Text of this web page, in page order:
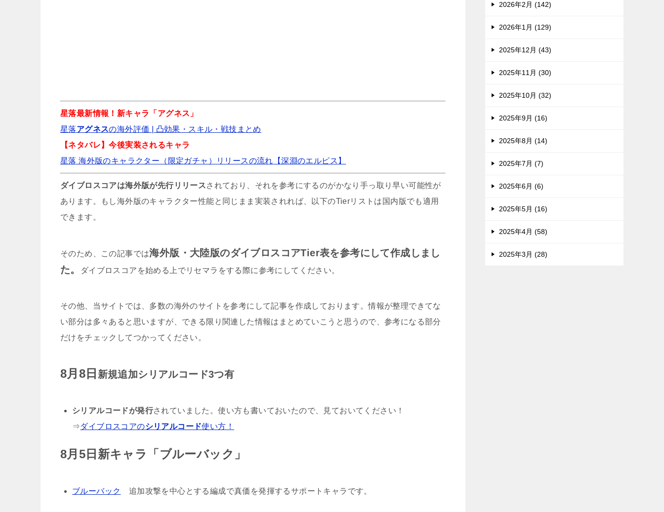
海外版の限定キャラ
PVEで推奨されているキャラ
バフ（強化）
チャージ
関連記事
ダイブロスコアのブルーバックの海外評価！スキル性能まとめ
星落最新情報！新キャラ「アグネス」
星落アグネスの海外評価 | 凸効果・スキル・戦技まとめ️
【ネタバレ】今後実装されるキャラ
星落 海外版のキャラクター（限定ガチャ）リリースの流れ【深淵のエルピス】
ダイブロスコアは海外版が先行リリースされており、それを参考にするのがかなり手っ取り早い可能性が
あります。もし海外版のキャラクター性能と同じまま実装されれば、以下のTierリストは国内版でも適用
できます。
そのため、この記事では海外版・大陸版のダイブロスコアTier表を参考にして作成しまし
た。
ダイブロスコアを始める上でリセマラをする際に参考にしてください。
その他、当サイトでは、多数の海外のサイトを参考にして記事を作成しております。情報が整理できてな
い部分は多々あると思いますが、できる限り関連した情報はまとめていこうと思うので、参考になる部分
だけをチェックしてつかってください。
8月8日 新規追加シリアルコード3つ有
シリアルコードが発行されていました。使い方も書いておいたので、見ておいてください！
⇒ダイブロスコアのシリアルコード使い方！
8月5日新キャラ「ブルーバック」
ブルーバック 追加攻撃を中心とする編成で真価を発揮するサポートキャラです。
2026年2月 (142)
2026年1月 (129)
2025年12月 (43)
2025年11月 (30)
2025年10月 (32)
2025年9月 (16)
2025年8月 (14)
2025年7月 (7)
2025年6月 (6)
2025年5月 (16)
2025年4月 (58)
2025年3月 (28)